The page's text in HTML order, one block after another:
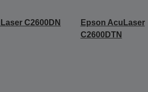
C2600DN
Epson AcuLaser
C2600DTN